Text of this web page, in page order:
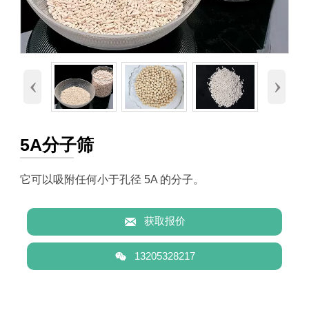
‹ ›
5A分子筛
它可以吸附任何小于孔径 5A 的分子。
 获取报价
 13205328217